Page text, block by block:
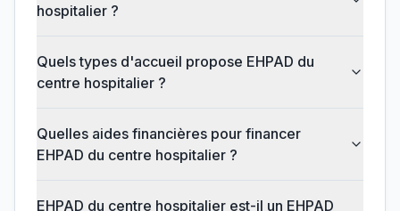
hospitalier ?
Quels types d'accueil propose EHPAD du
centre hospitalier ?
Quelles aides financières pour financer
EHPAD du centre hospitalier ?
EHPAD du centre hospitalier est-il un EHPAD